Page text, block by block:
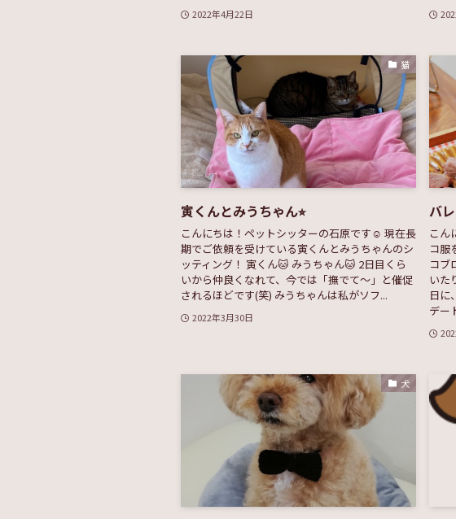
2022年4月22日
猫
寅くんとみうちゃん⭐︎
こんにちは！ペットシッターの石原です☺︎ 現在長
期でご依頼を受けている寅くんとみうちゃんのシ
ッティング！ 寅くん🐱 みうちゃん🐱 2日目くら
いから仲良くなれて、今では「撫でて〜」と催促
されるほどです(笑) みうちゃんは私がソフ...
2022年3月30日
バ
こん
コ服
コブ
いた
日に
デー
犬